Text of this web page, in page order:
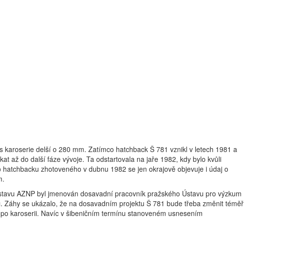
delší o 280 mm. Zatímco hatchback Š 781 vznikl v letech 1981 a
až do další fáze vývoje. Ta odstartovala na jaře 1982, kdy bylo kvůli
zhotoveného v dubnu 1982 se jen okrajově objevuje i údaj o
AZNP byl jmenován dosavadní pracovník pražského Ústavu pro výzkum
se ukázalo, že na dosavadním projektu Š 781 bude třeba změnit téměř
karoserii. Navíc v šibeničním termínu stanoveném usnesením